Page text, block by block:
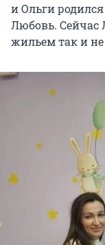
и Ольги
Любовь. Сейчас
жильем так и